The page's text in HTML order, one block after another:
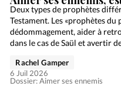
Deux types de prophètes
Testament. Les «prophètes
dédommagement, aider à
dans le cas de Saül et avertir
Dossier: Aimer ses ennemis
Rachel Gamper
6 Juil 2026